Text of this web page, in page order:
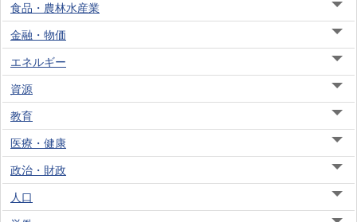
食品・農林水産業
金融・物価
エネルギー
資源
教育
医療・健康
政治・財政
人口